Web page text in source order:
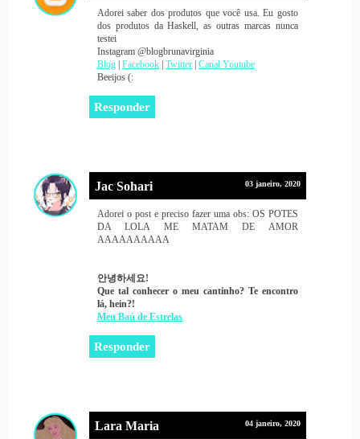
Adorei saber dos produtos que você usa. Eu gosto
dos produtos da Haskell, as outras marcas nunca
testei
Instagram @blogbrunavirginia
Blog Facebook Twitter Canal Youtube
Beeijos (:
Responder
Jac Sohari 03 janeiro, 2020
Adorei o post e preciso fazer uma obs: OS POTES
DA LOLA ME MATAM DE AMOR
AAAAAAAAAA
안녕하세요!
Que tal conhecer o meu cantinho? Te encontro
lá, hein?!
Meu Baú de Estrelas
Responder
Lara Maria 04 janeiro, 2020